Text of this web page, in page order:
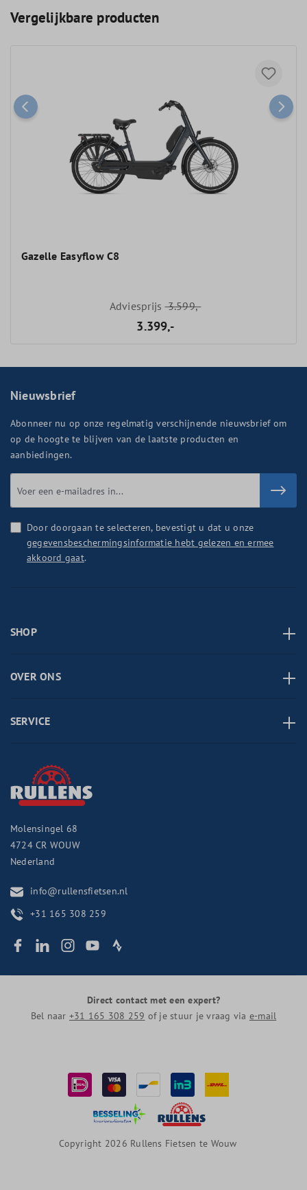
Vergelijkbare producten
Gazelle Easyflow C8
Adviesprijs3.599,-
3.399,-
Nieuwsbrief
Abonneer nu op onze regelmatig verschijnende nieuwsbrief om
op de hoogte te blijven van de laatste producten en
aanbiedingen.
Door doorgaan te selecteren, bevestigt u dat u onze
gegevensbeschermingsinformatie hebt gelezen en ermee
akkoord gaat.
SHOP
OVER ONS
SERVICE
Molensingel 68
4724 CR WOUW
Nederland
info@rullensfietsen.nl
+31 165 308 259
Direct contact met een expert?
Bel naar +31 165 308 259 of je stuur je vraag via e-mail
Copyright 2026 Rullens Fietsen te Wouw